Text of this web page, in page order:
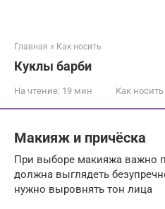
Главная » Как носить
Куклы барби
На чтение: 19 мин Как носить
Макияж и причёска
При выборе макияжа важно
должна выглядеть
нужно выровнять тон лица